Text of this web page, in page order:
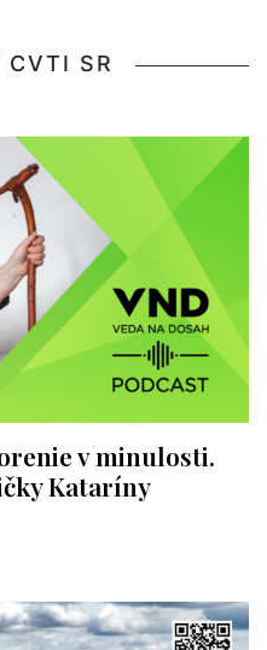
SR
v minulosti.
Kataríny